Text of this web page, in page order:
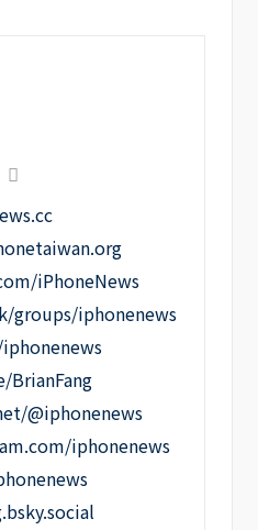
iPhoneNews
groups/iphonenews
BrianFang
@iphonenews
iphonenews